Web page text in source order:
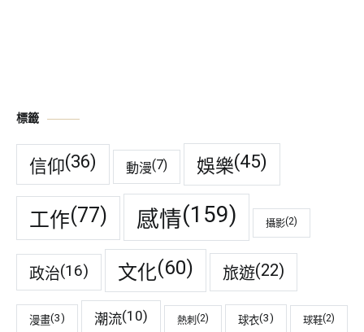
標籤
信仰(36) 動漫(7) 娛樂(45)
工作(77) 感情(159) 攝影(2)
政治(16) 文化(60) 旅遊(22)
漫畫(3) 潮流(10) 熱刺 (2) 球衣(3) 球鞋(2)